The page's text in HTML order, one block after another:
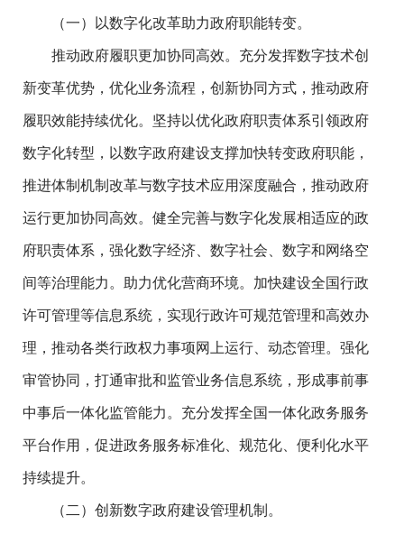
（一）以数字化改革助力政府职能转变。
推动政府履职更加协同高效。充分发挥数字技术创
新变革优势，优化业务流程，创新协同方式，推动政府
履职效能持续优化。坚持以优化政府职责体系引领政府
数字化转型，以数字政府建设支撑加快转变政府职能，
推进体制机制改革与数字技术应用深度融合，推动政府
运行更加协同高效。健全完善与数字化发展相适应的政
府职责体系，强化数字经济、数字社会、数字和网络空
间等治理能力。助力优化营商环境。加快建设全国行政
许可管理等信息系统，实现行政许可规范管理和高效办
理，推动各类行政权力事项网上运行、动态管理。强化
审管协同，打通审批和监管业务信息系统，形成事前事
中事后一体化监管能力。充分发挥全国一体化政务服务
平台作用，促进政务服务标准化、规范化、便利化水平
持续提升。
（二）创新数字政府建设管理机制。